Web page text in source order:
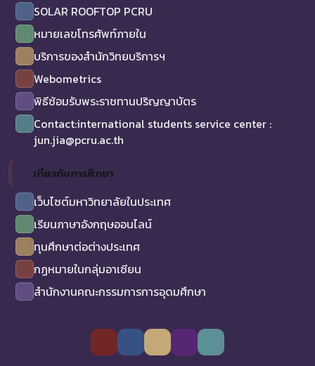
SOLAR ROOFTOP PCRU
หมายเลขโทรศัพท์ภายใน
บริการของสำนักวิทยบริการฯ
Webometrics
พิธีซ้อมรับพระราชทานปริญญาบัตร
Contact:international students service center :
jun.jia@pcru.ac.th
เกี่ยวกับการศึกษา
เว็บไซต์มหาวิทยาลัยในประเทศ
เรียนภาษาอังกฤษออนไลน์
ทุนศึกษาต่อต่างประเทศ
กฏหมายในกลุ่มอาเซียน
สำนักงานคณะกรรมการการอุดมศึกษา